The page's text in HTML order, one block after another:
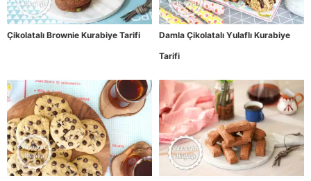
Çikolatalı Brownie Kurabiye Tarifi
Damla Çikolatalı Yulaflı Kurabiye
Tarifi